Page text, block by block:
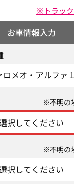
※トラッ
お車情報入力
ロメオ・アルファ
※不明の
択してください
※不明の
択してください